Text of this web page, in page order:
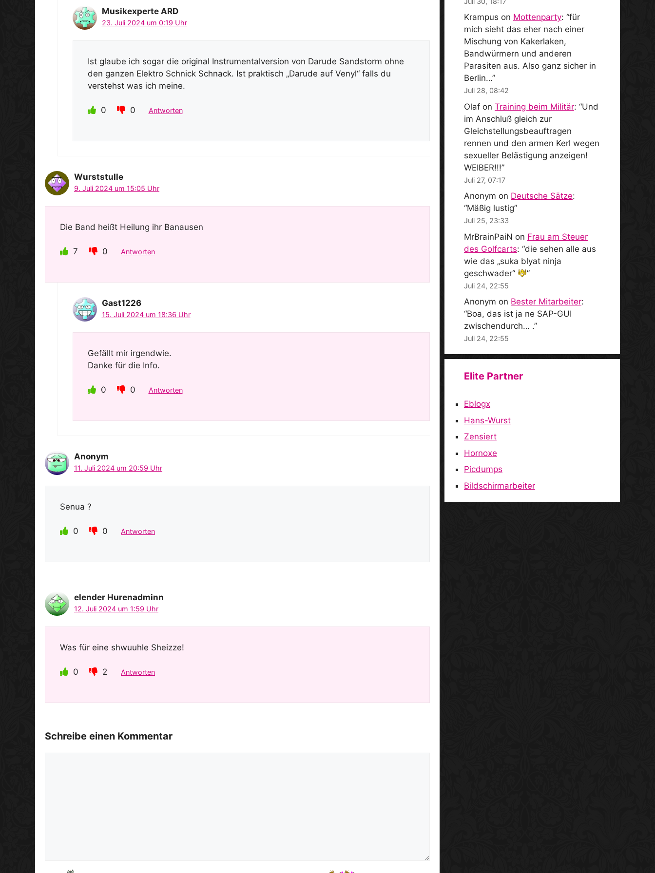
Musikexperte ARD
23. Juli 2024 um 0:19 Uhr
Ist glaube ich sogar die original Instrumentalversion von Darude Sandstorm ohne
den ganzen Elektro Schnick Schnack. Ist praktisch „Darude auf Venyl“ falls du
verstehst was ich meine.
0 0 Antworten
Wurststulle
9. Juli 2024 um 15:05 Uhr
Die Band heißt Heilung ihr Banausen
7 0 Antworten
Gast1226
15. Juli 2024 um 18:36 Uhr
Gefällt mir irgendwie.
Danke für die Info.
0 0 Antworten
Anonym
11. Juli 2024 um 20:59 Uhr
Senua ?
0 0 Antworten
elender Hurenadminn
12. Juli 2024 um 1:59 Uhr
Was für eine shwuuhle Sheizze!
0 2 Antworten
Schreibe einen Kommentar
Krampus on Mottenparty: “für
mich sieht das eher nach einer
Mischung von Kakerlaken,
Bandwürmern und anderen
Parasiten aus. Also ganz sicher in
Berlin…”
Juli 28, 08:42
Olaf on Training beim Militär: “Und
im Anschluß gleich zur
Gleichstellungsbeauftragen
rennen und den armen Kerl wegen
sexueller Belästigung anzeigen!
WEIBER!!!”
Juli 27, 07:17
Anonym on Deutsche Sätze:
“Mäßig lustig”
Juli 25, 23:33
MrBrainPaiN on Frau am Steuer
des Golfcarts: “die sehen alle aus
wie das „suka blyat ninja
geschwader“
”
Juli 24, 22:55
Anonym on Bester Mitarbeiter:
“Boa, das ist ja ne SAP-GUI
zwischendurch… .”
Juli 24, 22:55
Elite Partner
Eblogx
Hans-Wurst
Zensiert
Hornoxe
Picdumps
Bildschirmarbeiter